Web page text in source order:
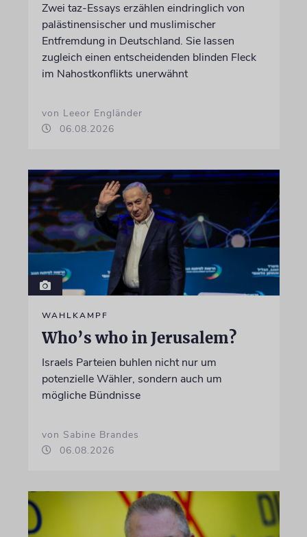
Zwei taz-Essays erzählen eindringlich von
palästinensischer und muslimischer
Entfremdung in Deutschland. Sie lassen
zugleich einen entscheidenden blinden Fleck
im Nahostkonflikts unerwähnt
von Leeor Engländer
06.08.2026
WAHLKAMPF
Who’s who in Jerusalem?
Israels Parteien buhlen nicht nur um
potenzielle Wähler, sondern auch um
mögliche Bündnisse
von Sabine Brandes
06.08.2026